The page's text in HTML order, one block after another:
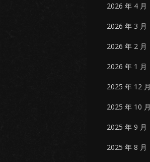
2026 年 4 月
2026 年 3 月
2026 年 2 月
2026 年 1 月
2025 年 12 月
2025 年 10 月
2025 年 9 月
2025 年 8 月